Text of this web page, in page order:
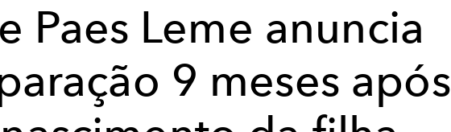
Paes Leme anuncia
9 meses após